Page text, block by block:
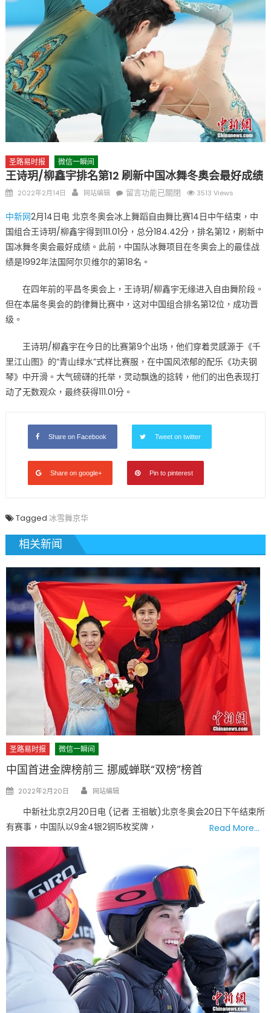
合作 Peter Raven 博士逝世 享年89岁
一晃三十年，初夏又相逢。中华日，等你来赴约 —— 密苏里植物
园“中华日三十周年特别报道（五）
筝声与琴韵交汇：刘励(Li Statler)与钢琴家Darek演绎一场古筝
与钢琴的精彩对话
圣路易时报 微信一瞬间
王诗玥/柳鑫宇排名第12 刷新中国冰舞冬奥会最好成绩
Posted
2022年2月14日 Author
网站编辑
在
诗
玥/
柳
鑫
排
名
刷
新
中
冬
好
留言功能已關閉 3513 Views
中新网2月14日电 北京冬奥会冰上舞蹈自由舞比赛14日中午结束，中
国组合王诗玥/柳鑫宇得到111.01分，总分184.42分，排名第12，刷新中
国冰舞冬奥会最好成绩。此前，中国队冰舞项目在冬奥会上的最佳战
绩是1992年法国阿尔贝维尔的第18名。
在四年前的平昌冬奥会上，王诗玥/柳鑫宇无缘进入自由舞阶段。
但在本届冬奥会的韵律舞比赛中，这对中国组合排名第12位，成功晋
级。
王诗玥/柳鑫宇在今日的比赛第9个出场，他们穿着灵感源于《千
里江山图》的“青山绿水”式样比赛服，在中国风浓郁的配乐《功夫钢
琴》中开滑。大气磅礴的托举，灵动飘逸的捻转，他们的出色表现打
动了无数观众，最终获得111.01分。
Share on Facebook Tweet on twitter
Share on google+ Pin to pinterest
Tagged 冰雪舞京华
相关新闻
圣路易时报 微信一瞬间
中国首进金牌榜前三 挪威蝉联“双榜”榜首
Posted
2022年2月20日 Author
网站编辑
中新社北京2月20日电 (记者 王祖敏)北京冬奥会20日下午结束所
有赛事，中国队以9金4银2铜15枚奖牌，
Read More…